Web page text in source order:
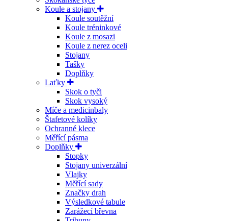
Koule a stojany
Koule soutěžní
Koule tréninkové
Koule z mosazi
Koule z nerez oceli
Stojany
Tašky
Doplňky
Laťky
Skok o tyči
Skok vysoký
Míče a medicinbaly
Štafetové kolíky
Ochranné klece
Měřící pásma
Doplňky
Stopky
Stojany univerzální
Vlajky
Měřící sady
Značky drah
Výsledkové tabule
Zarážecí břevna